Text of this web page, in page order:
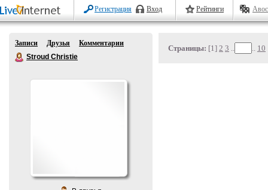
Регистрация Вход Рейтинги
Записи Друзья
Комментарии
Stroud Christie
Страницы: [1] 2 3 .. .. 10